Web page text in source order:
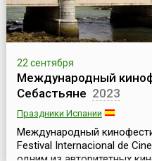
22 сентября
Международный
Себастьяне 2023
Праздники Испании
Международный
Festival Internacional de